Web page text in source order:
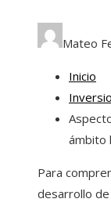
Mateo
Inicio
ámbito
Para
desarrollo de